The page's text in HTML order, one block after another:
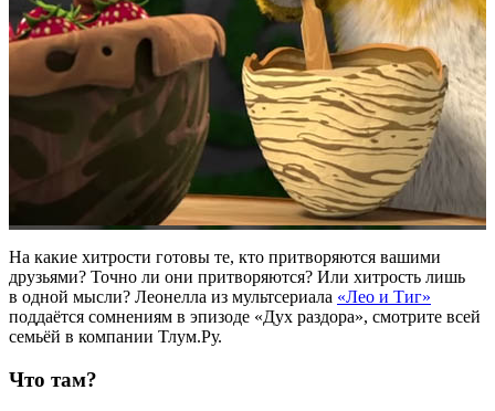
На какие хитрости готовы те, кто притворяются вашими
друзьями? Точно ли они притворяются? Или хитрость лишь
в одной мысли? Леонелла из мультсериала «Лео и Тиг»
поддаётся сомнениям в эпизоде «Дух раздора», смотрите всей
семьёй в компании Тлум.Ру.
Что там?